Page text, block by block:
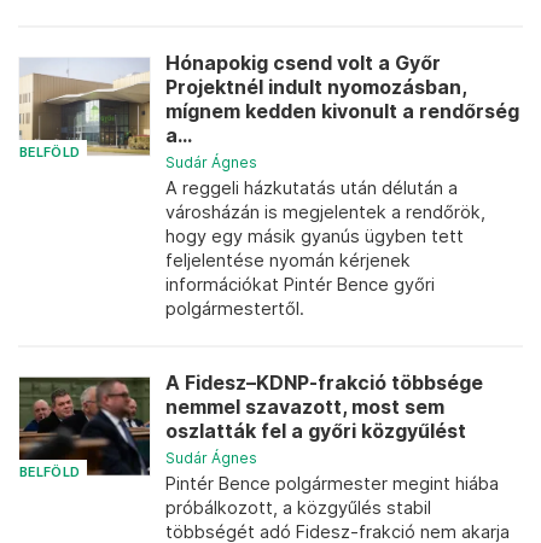
BELFÖLD
Hónapokig csend volt a Győr
Projektnél indult nyomozásban,
mígnem kedden kivonult a rendőrség
a...
Sudár Ágnes
A reggeli házkutatás után délután a
városházán is megjelentek a rendőrök,
hogy egy másik gyanús ügyben tett
feljelentése nyomán kérjenek
információkat Pintér Bence győri
polgármestertől.
BELFÖLD
A Fidesz–KDNP-frakció többsége
nemmel szavazott, most sem
oszlatták fel a győri közgyűlést
Sudár Ágnes
Pintér Bence polgármester megint hiába
próbálkozott, a közgyűlés stabil
többségét adó Fidesz-frakció nem akarja